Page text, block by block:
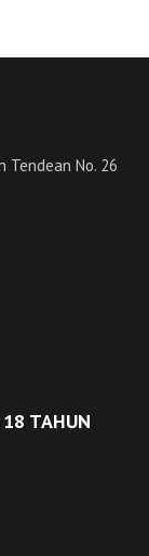
Tendean No. 26
TAHUN